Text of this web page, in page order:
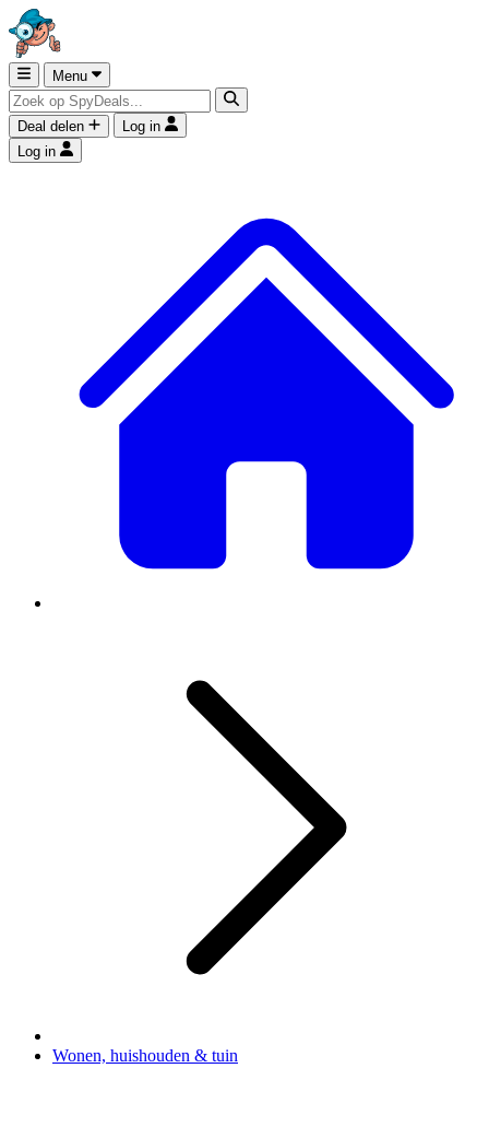
Menu
Deal delen
Log in
Log in
Wonen, huishouden & tuin